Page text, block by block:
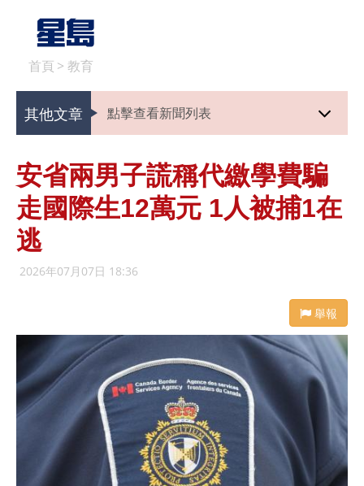
首頁 > 教育
其他文章 點擊查看新聞列表
安省兩男子謊稱代繳學費騙
走國際生12萬元 1人被捕1在
逃
2026年07月07日 18:36
舉報